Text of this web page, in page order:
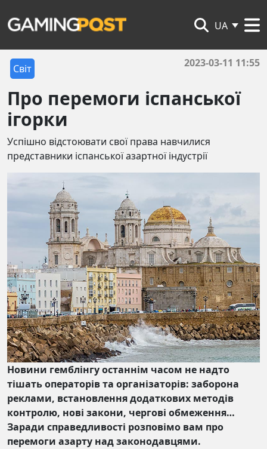
UA
Світ 2023-03-11 11:55
Про перемоги іспанської
ігорки
Успішно відстоювати свої права навчилися
представники іспанської азартної індустрії
Новини гемблінгу останнім часом не надто
тішать операторів та організаторів: заборона
реклами, встановлення додаткових методів
контролю, нові закони, чергові обмеження…
Заради справедливості розповімо вам про
перемоги азарту над законодавцями.